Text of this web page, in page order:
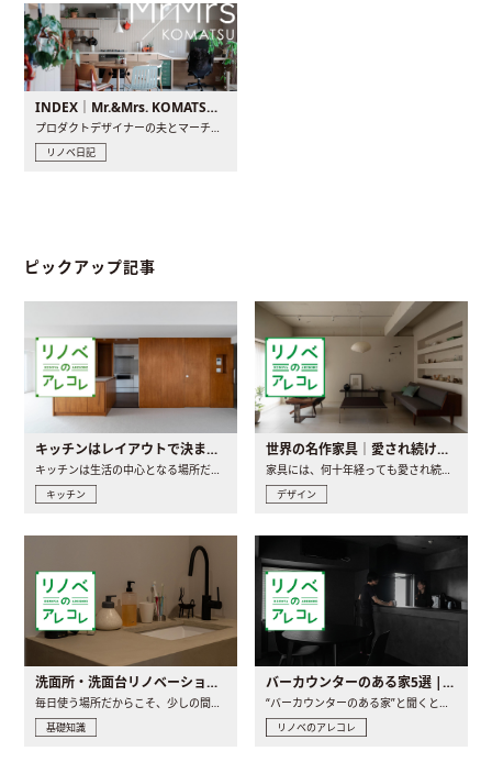
INDEX｜Mr.&Mrs. KOMATSU renovation diary
プロダクトデザイナーの夫とマーチャンダイザーの妻が、夫婦で..
リノベ日記
ピックアップ記事
キッチンはレイアウトで決まる。後悔しないための考え方と選び方
キッチン
世界の名作家具｜愛され続ける理由と一生モノとの出会い方
デザイン
洗面所・洗面台リノベーションの事例と間取りアイデア
毎日使う場所だからこそ、少しの間取りの工夫や素材の選び方で..
基礎知識
バーカウンターのある家5選 | 日常に馴染む“距離の近い”キッチンとは
“バーカウンターのある家”と聞くと、少し特別な、大人のための..
リノベのアレコレ